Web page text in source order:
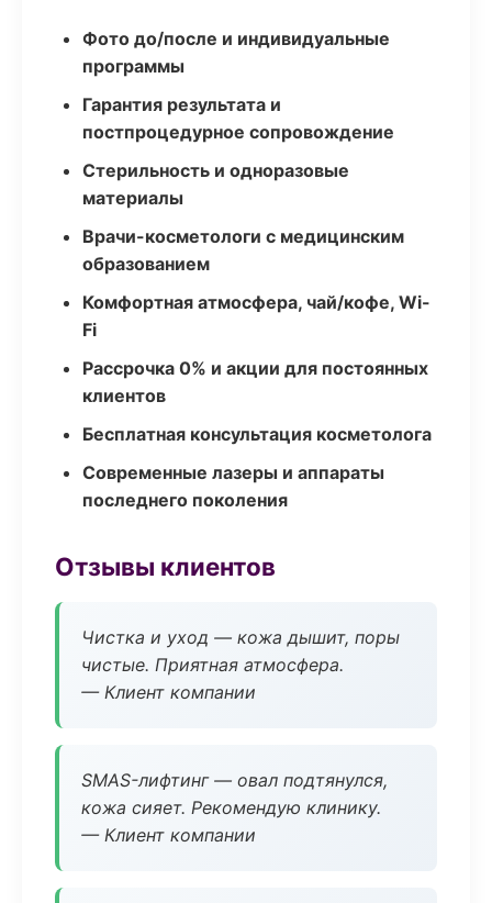
Фото до/после и индивидуальные
программы
Гарантия результата и
постпроцедурное сопровождение
Стерильность и одноразовые
материалы
Врачи-косметологи с медицинским
образованием
Комфортная атмосфера, чай/кофе, Wi-
Fi
Рассрочка 0% и акции для постоянных
клиентов
Бесплатная консультация косметолога
Современные лазеры и аппараты
последнего поколения
Отзывы клиентов
Чистка и уход — кожа дышит, поры
чистые. Приятная атмосфера.
— Клиент компании
SMAS-лифтинг — овал подтянулся,
кожа сияет. Рекомендую клинику.
— Клиент компании